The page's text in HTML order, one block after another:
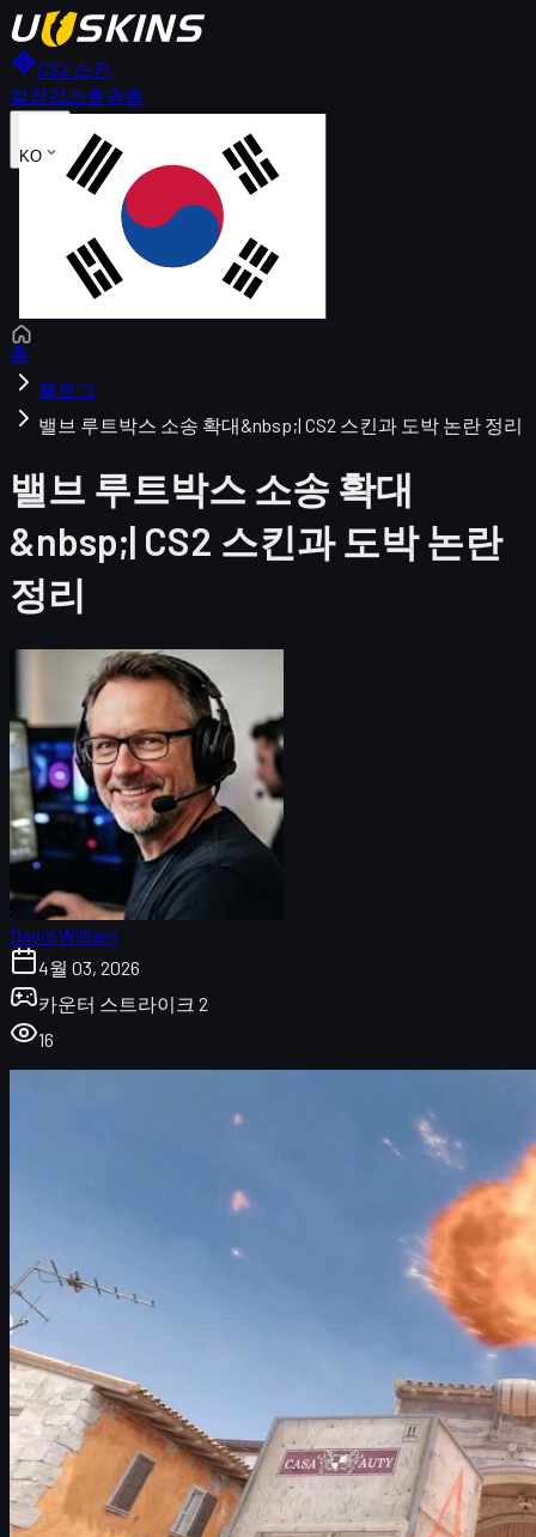
CS2 스킨
칼장갑소총권총
KO
홈
블로그
밸브 루트박스 소송 확대&nbsp;| CS2 스킨과 도박 논란 정리
밸브 루트박스 소송 확대
&nbsp;| CS2 스킨과 도박 논란
정리
David William
4월 03, 2026
카운터 스트라이크 2
16
새로운 소송 내용과 원고들 정리
원고 측 주장: 루트박스는 사실상 도박인가
밸브 입장: 루트박스는 카드 뽑기와 같다?
워싱턴 vs 캘리포니아: 관할과 도박 규제 차이
로블록스·포트나이트와의 비교 쟁점
게이머와 부모에게 어떤 영향이 있을까
CS2 스킨 시장과 거래소 동향
UUSKINS에서 CS2·CS:GO 스킨 안전하게 거래하는
앞으로의 전망과 마무리 정리
밸브 루트박스 추가 소송, 무엇이 문제인가
밸브가 다시 한 번 루트박스(상자 열기) 시스템을 둘러싼 법적
공방의 중심에 섰습니다. 미국 대형 로펌인 Hagens Berman이
2026년 들어두 번째 집단소송
을 제기했기 때문입니다. 대상 게